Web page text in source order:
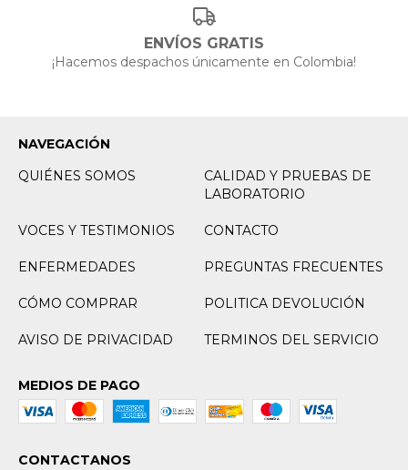
ENVÍOS GRATIS
¡Hacemos despachos únicamente en Colombia!
NAVEGACIÓN
QUIÉNES SOMOS
CALIDAD Y PRUEBAS DE
LABORATORIO
VOCES Y TESTIMONIOS CONTACTO
ENFERMEDADES PREGUNTAS FRECUENTES
CÓMO COMPRAR POLITICA DEVOLUCIÓN
AVISO DE PRIVACIDAD TERMINOS DEL SERVICIO
MEDIOS DE PAGO
CONTACTANOS